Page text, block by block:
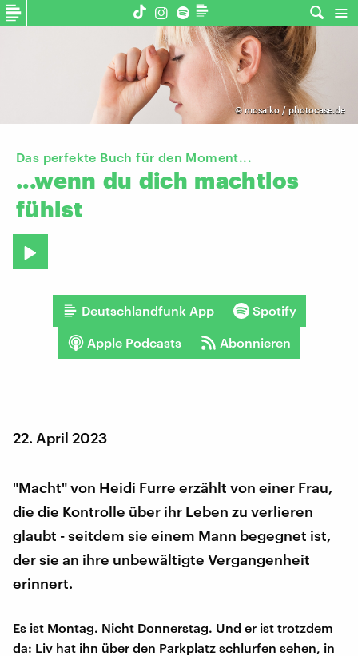
©mosaiko / photocase.de
Das perfekte Buch für den Moment...
...wenn du dich machtlos
fühlst
Deutschlandfunk App Spotify
Apple Podcasts Abonnieren
22. April 2023
"Macht" von Heidi Furre erzählt von einer Frau,
die die Kontrolle über ihr Leben zu verlieren
glaubt - seitdem sie einem Mann begegnet ist,
der sie an ihre unbewältigte Vergangenheit
erinnert.
Es ist Montag. Nicht Donnerstag. Und er ist trotzdem
da: Liv hat ihn über den Parkplatz schlurfen sehen, in